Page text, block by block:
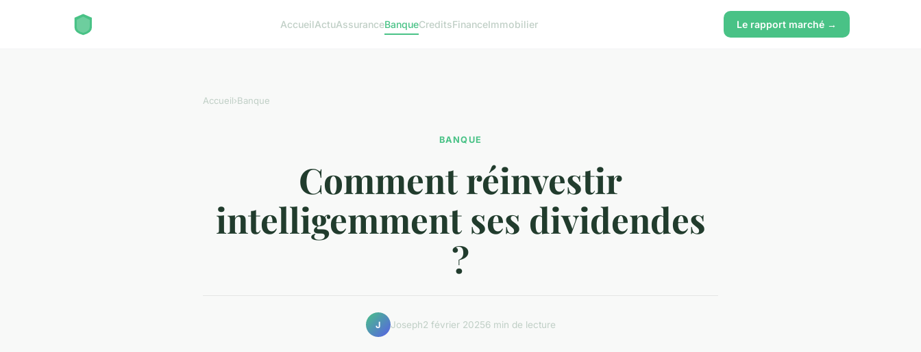
AccueilActuAssuranceBanqueCreditsFinanceImmobilier Le rapport marché →
Accueil›Banque
BANQUE
Comment réinvestir
intelligemment ses dividendes
?
J Joseph2 février 20256 min de lecture